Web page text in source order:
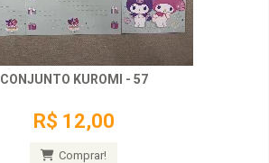
CONJUNTO KUROMI - 57
R$ 12,00
Comprar!